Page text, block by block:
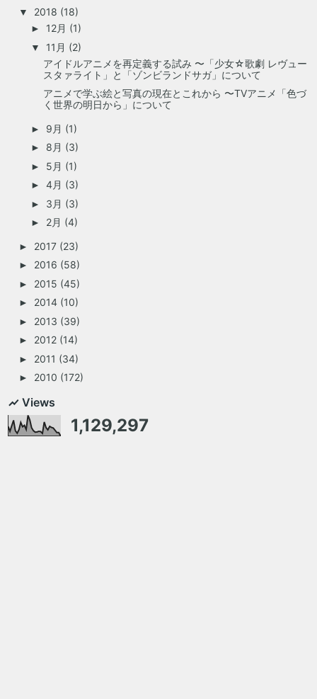
▼ 2018 (18)
► 12月 (1)
▼ 11月 (2)
アイドルアニメを再定義する試み 〜「少女☆歌劇 レヴュー
スタァライト」と「ゾンビランドサガ」について
アニメで学ぶ絵と写真の現在とこれから 〜TVアニメ「色づ
く世界の明日から」について
► 9月 (1)
► 8月 (3)
► 5月 (1)
► 4月 (3)
► 3月 (3)
► 2月 (4)
► 2017 (23)
► 2016 (58)
► 2015 (45)
► 2014 (10)
► 2013 (39)
► 2012 (14)
► 2011 (34)
► 2010 (172)
Views
1,129,297